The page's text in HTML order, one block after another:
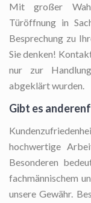
Mit großer
Türöffnung in
Besprechung zu
Sie denken!
nur zur
abgeklärt wurden.
Gibt es
hochwertige
Besonderen
fachmännischem
unsere Gewähr.